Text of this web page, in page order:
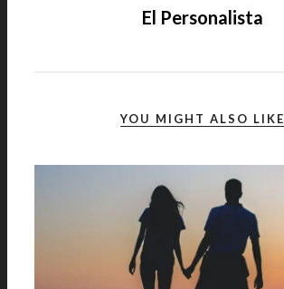
El Personalista
YOU MIGHT ALSO LIKE